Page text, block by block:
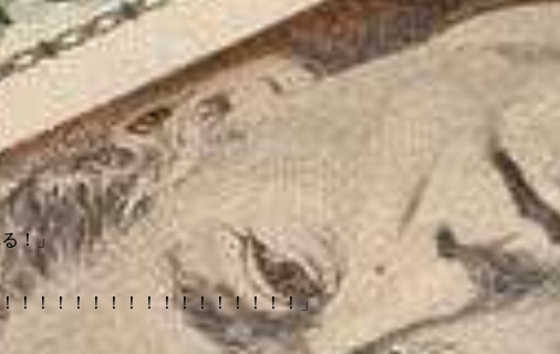
！」
！！！！！！！！！！！！！！！！」